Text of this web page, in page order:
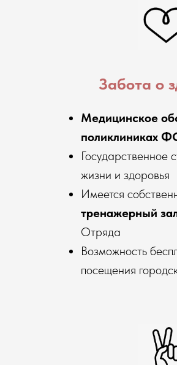
Забота о
Медицинское
поликлиниках
Государственное
жизни и здоровья
Имеется
тренажерный
Отряда
Возможность
посещения